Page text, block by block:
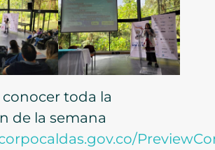
toda la
de la semana